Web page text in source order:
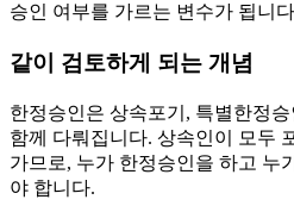
승인 여부를 가르는 변수가 됩니
같이 검토하게 되는 개념
한정승인은 상속포기, 특별한정
함께 다뤄집니다. 상속인이 모두
가므로, 누가 한정승인을 하고 누
야 합니다.